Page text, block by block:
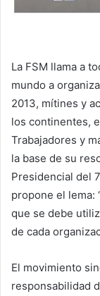
La FSM llama a
mundo a
2013, mítines y
los continentes,
Trabajadores y
la base de su
Presidencial del
propone el lema:
que se debe
de cada
El movimiento
responsabilidad